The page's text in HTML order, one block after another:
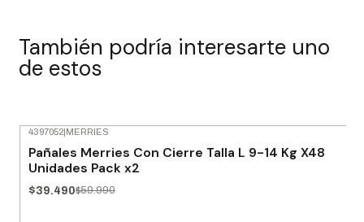
También podría interesarte uno
de estos
4397052|MERRIES
Pañales Merries Con Cierre Talla L 9-14 Kg X48
Unidades Pack x2
$39.490$59.990